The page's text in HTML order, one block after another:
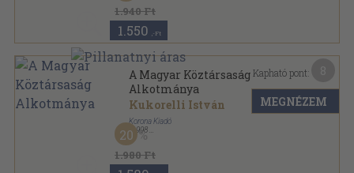
1.940 Ft
1.550 ,-Ft
A Magyar Köztársaság
Alkotmánya
Kukorelli István
Korona Kiadó
, 1998
Bársony
1.980 Ft
20
Kapható pont:
MEGNÉZEM